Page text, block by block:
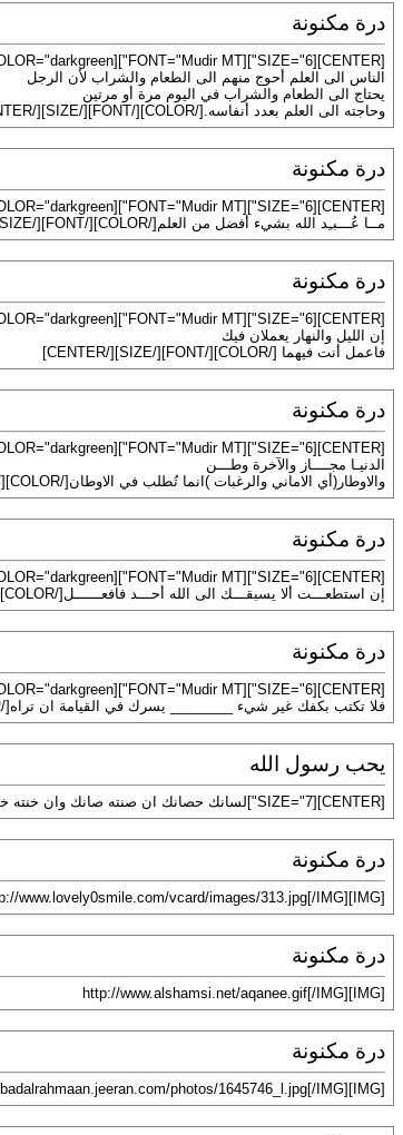
درة مكنونة
[CENTER][SIZE="6"][FONT="Mudir MT"][COLOR="darkgreen"]قال الامام أحمد :
الناس الى العلم أحوج منهم الى الطعام والشراب لأن الرجل
يحتاج الى الطعام والشراب في اليوم مرة أو مرتين
وحاجته الى العلم بعدد أنفاسه.[/COLOR][/FONT][/SIZE][/CENTER]
درة مكنونة
[CENTER][SIZE="6"][FONT="Mudir MT"][COLOR="darkgreen"]قال الزهري رحمه الله :
مــا عُـــبـِد الله بشيء أفضل من العلم[/COLOR][/FONT][/SIZE][/CENTER]
درة مكنونة
[CENTER][SIZE="6"][FONT="Mudir MT"][COLOR="darkgreen"]قال عمر بن عبد العزيز :
إن الليل والنهار يعملان فيك
فاعمل أنت فيهما [/COLOR][/FONT][/SIZE][/CENTER]
درة مكنونة
[CENTER][SIZE="6"][FONT="Mudir MT"][COLOR="darkgreen"]قال ابن القيم :
الدنيـا مجــــاز والآخرة وطـــن
والاوطار(أي الاماني والرغبات )انما تُطلب في الاوطان[/COLOR][/FONT][/SIZE][/CENTER]
درة مكنونة
[CENTER][SIZE="6"][FONT="Mudir MT"][COLOR="darkgreen"]قال وهيب بن الورد:
إن استطعـــت ألا يسبقـــك الى الله أحـــد فافعــــــل[/COLOR][/FONT][/SIZE][/CENTER]
درة مكنونة
[CENTER][SIZE="6"][FONT="Mudir MT"][COLOR="darkgreen"]وما من كاتب الا سـيفنى ________ويبقى الدهر ما كتبت يداه
فلا تكتب بكفك غير شيء ________ يسرك في القيامة ان تراه[/COLOR][/FONT][/SIZE][/CENTER]
يحب رسول الله
[CENTER][SIZE="7"]لسانك حصانك ان صنته صانك وان خنته خانك[/SIZE][/CENTER]
درة مكنونة
[IMG]http://www.lovely0smile.com/vcard/images/313.jpg[/IMG]
درة مكنونة
[IMG]http://www.alshamsi.net/aqanee.gif[/IMG]
درة مكنونة
[IMG]http://ebadalrahmaan.jeeran.com/photos/1645746_l.jpg[/IMG]